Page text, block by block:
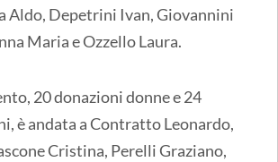
Aldo, Depetrini Ivan, Giovannini
Maria e Ozzello Laura.
20 donazioni donne e 24
è andata a Contratto Leonardo,
Cristina, Perelli Graziano,